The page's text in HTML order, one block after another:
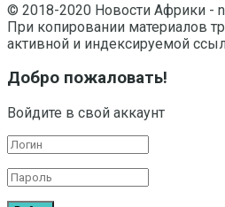
© 2018-2020 Новости Африки -
При копировании материалов
активной и индексируемой
Добро пожаловать!
Войдите в свой аккаунт